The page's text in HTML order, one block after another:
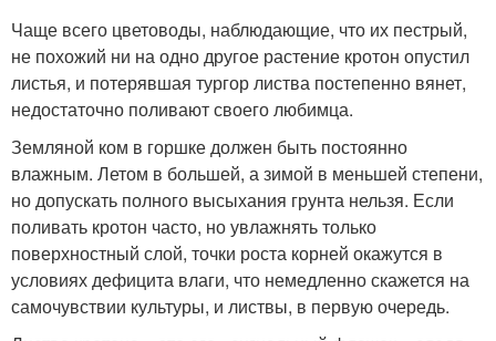
Чаще всего цветоводы, наблюдающие, что их пестрый,
не похожий ни на одно другое растение кротон опустил
листья, и потерявшая тургор листва постепенно вянет,
недостаточно поливают своего любимца.
Земляной ком в горшке должен быть постоянно
влажным. Летом в большей, а зимой в меньшей степени,
но допускать полного высыхания грунта нельзя. Если
поливать кротон часто, но увлажнять только
поверхностный слой, точки роста корней окажутся в
условиях дефицита влаги, что немедленно скажется на
самочувствии культуры, и листвы, в первую очередь.